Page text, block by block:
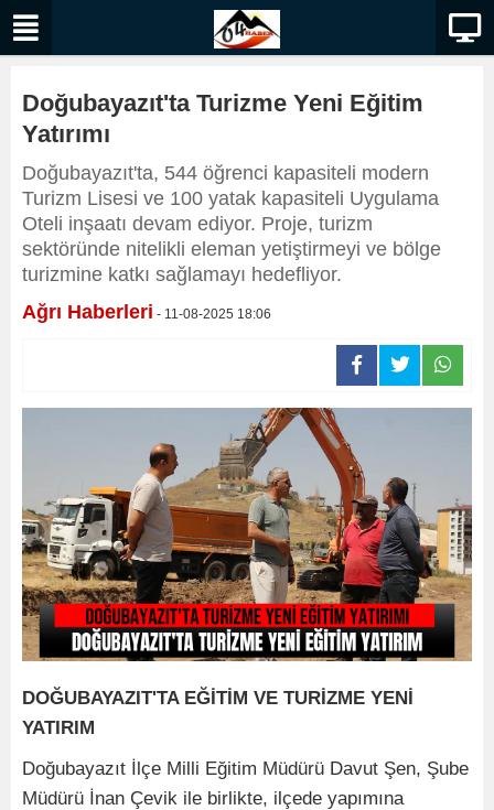
Doğubayazıt'ta Turizme Yeni Eğitim
Yatırımı
Doğubayazıt'ta, 544 öğrenci kapasiteli modern
Turizm Lisesi ve 100 yatak kapasiteli Uygulama
Oteli inşaatı devam ediyor. Proje, turizm
sektöründe nitelikli eleman yetiştirmeyi ve bölge
turizmine katkı sağlamayı hedefliyor.
Ağrı Haberleri - 11-08-2025 18:06
DOĞUBAYAZIT'TA EĞİTİM VE TURİZME YENİ
YATIRIM
Doğubayazıt İlçe Milli Eğitim Müdürü Davut Şen, Şube
Müdürü İnan Çevik ile birlikte, ilçede yapımına